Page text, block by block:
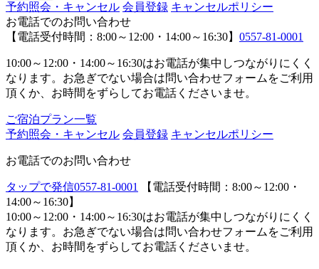
予約照会・キャンセル 会員登録 キャンセルポリシー
お電話でのお問い合わせ
【電話受付時間：8:00～12:00・14:00～16:30】 0557-81-0001
10:00～12:00・14:00～16:30はお電話が集中しつながりにくく
なります。お急ぎでない場合は問い合わせフォームをご利用
頂くか、お時間をずらしてお電話くださいませ。
ご宿泊プラン一覧
予約照会・キャンセル 会員登録 キャンセルポリシー
お電話でのお問い合わせ
タップで発信0557-81-0001
【電話受付時間：8:00～12:00・
14:00～16:30】
10:00～12:00・14:00～16:30はお電話が集中しつながりにくく
なります。お急ぎでない場合は問い合わせフォームをご利用
頂くか、お時間をずらしてお電話くださいませ。